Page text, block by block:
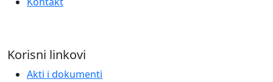
Korisni linkovi
Akti i dokumenti